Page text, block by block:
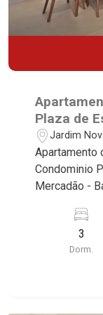
Plaza de
Mercadão
Jardim
Apartamento
Condominio
Mercadão -
imóvel que
para você: - 143m² de area util - 03 suites - Sala
02
3
Dorm.